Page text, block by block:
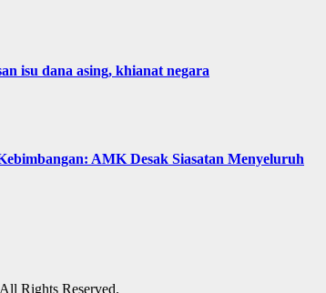
isu dana asing, khianat negara
AMK Desak Siasatan Menyeluruh
Rights Reserved.